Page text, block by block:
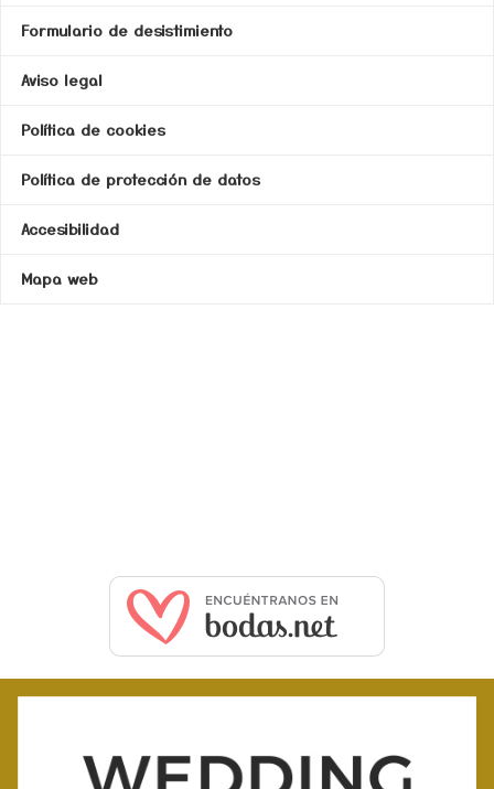
Formulario de desistimiento
Aviso legal
Política de cookies
Política de protección de datos
Accesibilidad
Mapa web